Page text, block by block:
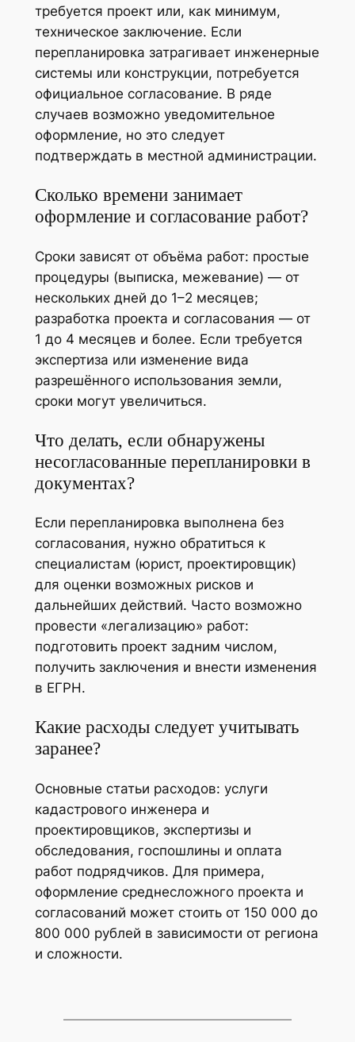
требуется проект или, как минимум,
техническое заключение. Если
перепланировка затрагивает инженерные
системы или конструкции, потребуется
официальное согласование. В ряде
случаев возможно уведомительное
оформление, но это следует
подтверждать в местной администрации.
Сколько времени занимает
оформление и согласование работ?
Сроки зависят от объёма работ: простые
процедуры (выписка, межевание) — от
нескольких дней до 1–2 месяцев;
разработка проекта и согласования — от
1 до 4 месяцев и более. Если требуется
экспертиза или изменение вида
разрешённого использования земли,
сроки могут увеличиться.
Что делать, если обнаружены
несогласованные перепланировки в
документах?
Если перепланировка выполнена без
согласования, нужно обратиться к
специалистам (юрист, проектировщик)
для оценки возможных рисков и
дальнейших действий. Часто возможно
провести «легализацию» работ:
подготовить проект задним числом,
получить заключения и внести изменения
в ЕГРН.
Какие расходы следует учитывать
заранее?
Основные статьи расходов: услуги
кадастрового инженера и
проектировщиков, экспертизы и
обследования, госпошлины и оплата
работ подрядчиков. Для примера,
оформление среднесложного проекта и
согласований может стоить от 150 000 до
800 000 рублей в зависимости от региона
и сложности.